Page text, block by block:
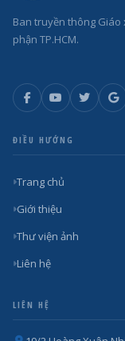
Ban truyền thông Giáo
phận TP.HCM.
ĐIỀU HƯỚNG
Trang chủ
Giới thiệu
Thư viện ảnh
Liên hệ
LIÊN HỆ